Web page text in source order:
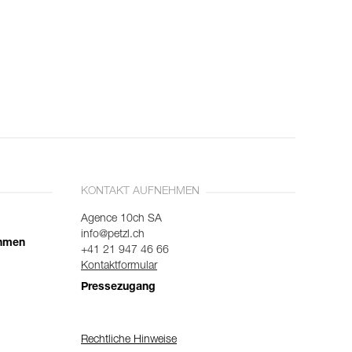
KONTAKT AUFNEHMEN
Agence 10ch SA
info@petzl.ch
+41 21 947 46 66
Kontaktformular
Pressezugang
Rechtliche Hinweise